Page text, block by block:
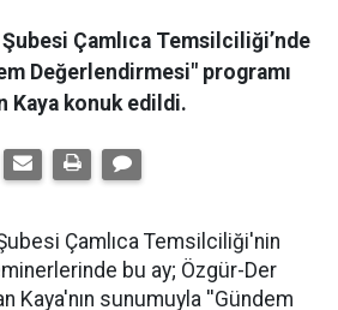
Çamlıca Temsilciliği’nde
Değerlendirmesi" programı
Kaya konuk edildi.
Çamlıca Temsilciliği'nin
bu ay; Özgür-Der
Kaya'nın sunumuyla ''Gündem